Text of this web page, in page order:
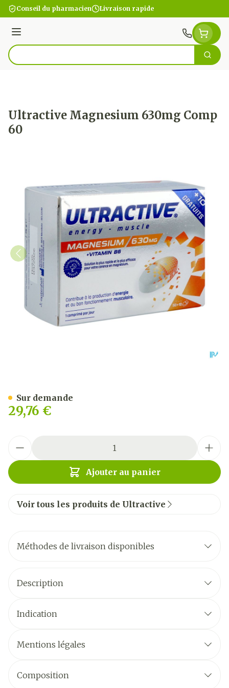
Aller au contenu
Conseil du pharmacien Livraison rapide
Menu
Rechercher
Ultractive Magnesium 630mg Comp
60
29,76 €
Ajouter au panier
Sur demande
Voir tous les produits de Ultractive
Méthodes de livraison disponibles
Description
Indication
Mentions légales
Composition